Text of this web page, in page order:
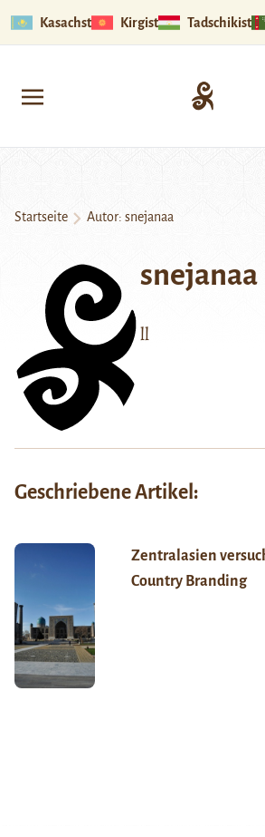
Kasachstan Kirgistan Tadschikistan
Startseite Autor: snejanaa
snejanaa
ll
Geschriebene Artikel:
Zentralasien
Country Branding